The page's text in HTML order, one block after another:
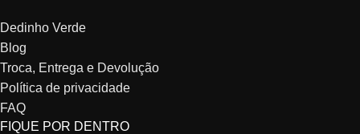
Dedinho Verde
Blog
Troca, Entrega e Devolução
Política de privacidade
FAQ
FIQUE POR DENTRO